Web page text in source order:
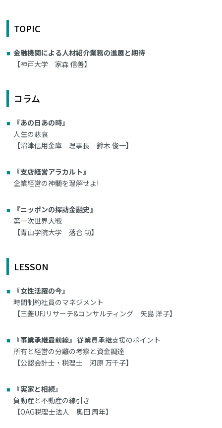
TOPIC
金融機関による人材紹介業務の進展と期待
【神戸大学 家森 信善】
コラム
『あの日あの時』
人生の悲哀
【沼津信用金庫 理事長 鈴木 俊一】
『支店経営アラカルト』
企業経営の神髄を理解せよ!
『ニッポンの探訪金融史』
第一次世界大戦
【青山学院大学 落合 功】
LESSON
『女性活躍の今』
時間制約社員のマネジメント
【三菱UFJリサーチ&コンサルティング 矢島 洋子】
『事業承継最前線』 従業員承継支援のポイント
所有と経営の分離の考察と資金調達
【公認会計士・税理士 河原 万千子】
『実家と相続』
負動産と不動産の線引き
【OAG税理士法人 奥田 周年】